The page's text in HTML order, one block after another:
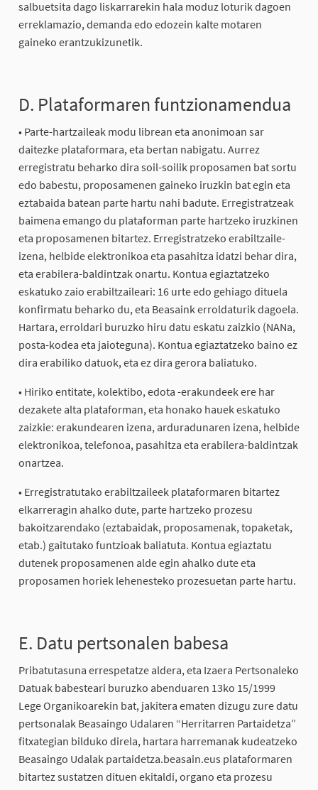
salbuetsita dago liskarrarekin hala moduz loturik dagoen
erreklamazio, demanda edo edozein kalte motaren
gaineko erantzukizunetik.
D. Plataformaren funtzionamendua
• Parte-hartzaileak modu librean eta anonimoan sar
daitezke plataformara, eta bertan nabigatu. Aurrez
erregistratu beharko dira soil-soilik proposamen bat sortu
edo babestu, proposamenen gaineko iruzkin bat egin eta
eztabaida batean parte hartu nahi badute. Erregistratzeak
baimena emango du plataforman parte hartzeko iruzkinen
eta proposamenen bitartez. Erregistratzeko erabiltzaile-
izena, helbide elektronikoa eta pasahitza idatzi behar dira,
eta erabilera-baldintzak onartu. Kontua egiaztatzeko
eskatuko zaio erabiltzaileari: 16 urte edo gehiago dituela
konfirmatu beharko du, eta Beasaink erroldaturik dagoela.
Hartara, erroldari buruzko hiru datu eskatu zaizkio (NANa,
posta-kodea eta jaioteguna). Kontua egiaztatzeko baino ez
dira erabiliko datuok, eta ez dira gerora baliatuko.
• Hiriko entitate, kolektibo, edota -erakundeek ere har
dezakete alta plataforman, eta honako hauek eskatuko
zaizkie: erakundearen izena, arduradunaren izena, helbide
elektronikoa, telefonoa, pasahitza eta erabilera-baldintzak
onartzea.
• Erregistratutako erabiltzaileek plataformaren bitartez
elkarreragin ahalko dute, parte hartzeko prozesu
bakoitzarendako (eztabaidak, proposamenak, topaketak,
etab.) gaitutako funtzioak baliatuta. Kontua egiaztatu
dutenek proposamenen alde egin ahalko dute eta
proposamen horiek lehenesteko prozesuetan parte hartu.
E. Datu pertsonalen babesa
Pribatutasuna errespetatze aldera, eta Izaera Pertsonaleko
Datuak babesteari buruzko abenduaren 13ko 15/1999
Lege Organikoarekin bat, jakitera ematen dizugu zure datu
pertsonalak Beasaingo Udalaren “Herritarren Partaidetza”
fitxategian bilduko direla, hartara harremanak kudeatzeko
Beasaingo Udalak partaidetza.beasain.eus plataformaren
bitartez sustatzen dituen ekitaldi, organo eta prozesu